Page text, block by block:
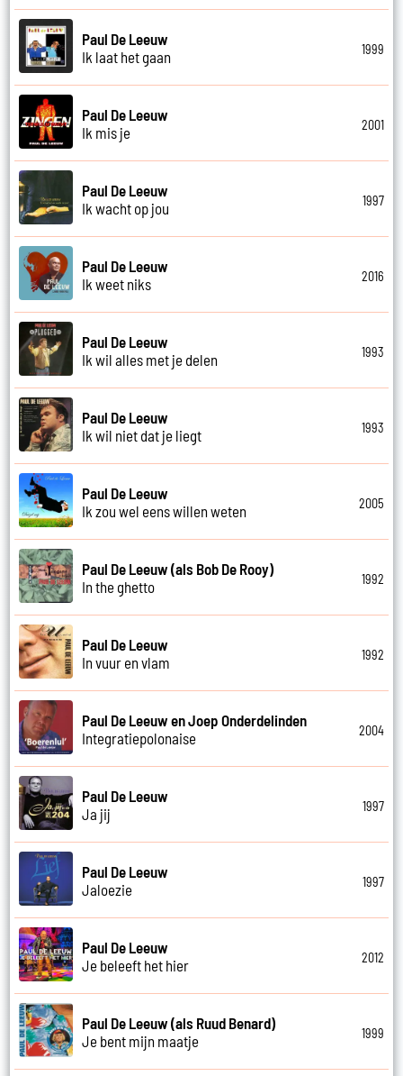
Paul De Leeuw
Ik laat het gaan
1999
Paul De Leeuw
Ik mis je
2001
Paul De Leeuw
Ik wacht op jou
1997
Paul De Leeuw
Ik weet niks
2016
Paul De Leeuw
Ik wil alles met je delen
1993
Paul De Leeuw
Ik wil niet dat je liegt
1993
Paul De Leeuw
Ik zou wel eens willen weten
2005
Paul De Leeuw (als Bob De Rooy)
In the ghetto
1992
Paul De Leeuw
In vuur en vlam
1992
Paul De Leeuw en Joep Onderdelinden
Integratiepolonaise
2004
Paul De Leeuw
Ja jij
1997
Paul De Leeuw
Jaloezie
1997
Paul De Leeuw
Je beleeft het hier
2012
Paul De Leeuw (als Ruud Benard)
Je bent mijn maatje
1999